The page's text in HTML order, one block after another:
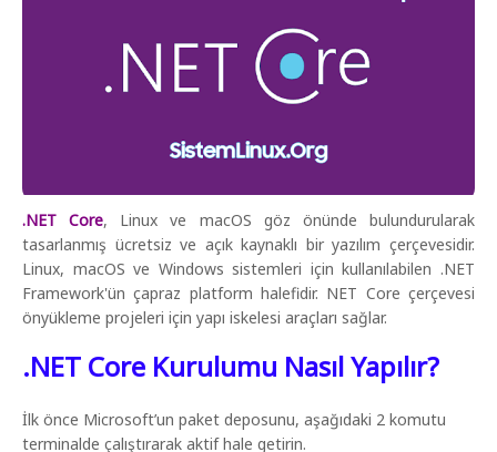
.NET Core, Linux ve macOS göz önünde bulundurularak
tasarlanmış ücretsiz ve açık kaynaklı bir yazılım çerçevesidir.
Linux, macOS ve Windows sistemleri için kullanılabilen .NET
Framework'ün çapraz platform halefidir. NET Core çerçevesi
önyükleme projeleri için yapı iskelesi araçları sağlar.
.NET Core Kurulumu Nasıl Yapılır?
İlk önce Microsoft’un paket deposunu, aşağıdaki 2 komutu
terminalde çalıştırarak aktif hale getirin.